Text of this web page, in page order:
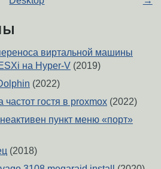
виртальной машины
на Hyper-V (2019)
(2022)
частот гостя в proxmox (2022)
пункт меню «порт»
(2018)